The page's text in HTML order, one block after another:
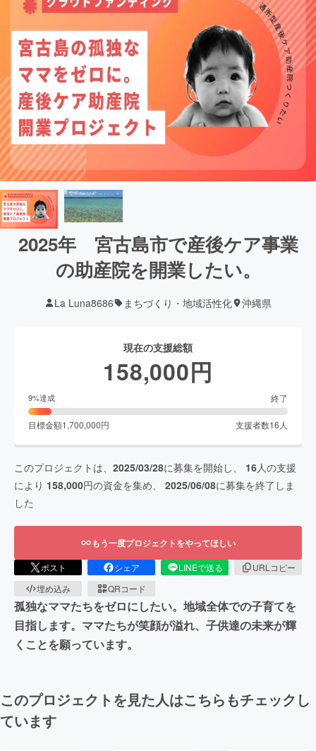
2025年 宮古島市で産後ケア事業
の助産院を開業したい。
La Luna8686 まちづくり・地域活性化 沖縄県
現在の支援総額
158,000円
9%達成 終了
目標金額1,700,000円 支援者数16 人
このプロジェクトは、 2025/03/28に募集を開始し、 16人の支援
により 158,000円の資金を集め、 2025/06/08に募集を終了しま
した
もう一度プロジェクトをやってほしい
ポスト シェア LINEで送る
URLコピー
埋め込み
QRコード
孤独なママたちをゼロにしたい。地域全体での子育てを
目指します。ママたちが笑顔が溢れ、子供達の未来が輝
くことを願っています。
このプロジェクトを見た人はこちらもチェックし
ています